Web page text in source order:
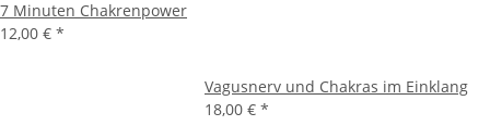
7 Minuten Chakrenpower
12,00 € *
Vagusnerv und Chakras im Einklang
18,00 € *